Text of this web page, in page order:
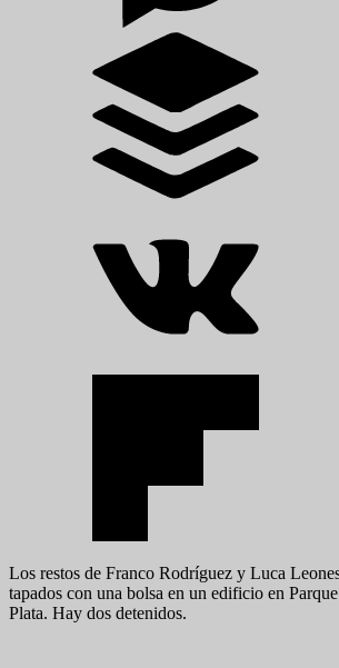
Los restos de Franco Rodríguez y Luca
tapados con una bolsa en un edificio en
Plata. Hay dos detenidos.